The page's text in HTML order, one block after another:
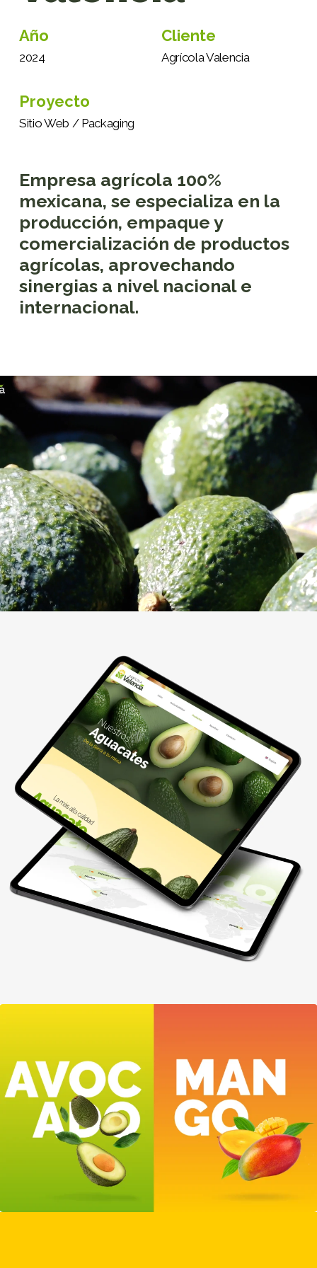
Año
2024
Cliente
Agrícola Valencia
Proyecto
Sitio Web / Packaging
Empresa agrícola 100%
mexicana, se especializa en la
producción, empaque y
comercialización de productos
agrícolas, aprovechando
sinergias a nivel nacional e
internacional.